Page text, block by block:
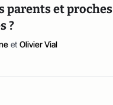
parents et proches
?
et Olivier Vial